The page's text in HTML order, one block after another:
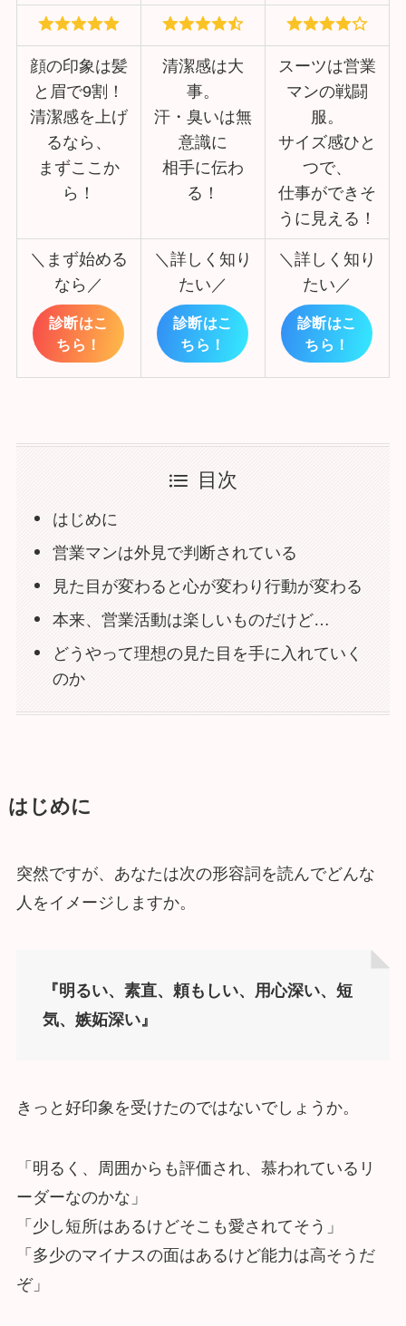
顔の印象は髪
と眉で9割！
清潔感を上げ
るなら、
まずここか
ら！
清潔感は大
事。
汗・臭いは無
意識に
相手に伝わ
る！
スーツは営業
マンの戦闘
服。
サイズ感ひと
つで、
仕事ができそ
うに見える！
＼まず始める
なら／
診断はこ
ちら！
＼詳しく知り
たい／
診断はこ
ちら！
＼詳しく知り
たい／
診断はこ
ちら！
目次
はじめに
営業マンは外見で判断されている
見た目が変わると心が変わり行動が変わる
本来、営業活動は楽しいものだけど…
どうやって理想の見た目を手に入れていく
のか
はじめに
突然ですが、あなたは次の形容詞を読んでどんな
人をイメージしますか。
『明るい、素直、頼もしい、用心深い、短
気、嫉妬深い』
きっと好印象を受けたのではないでしょうか。
「明るく、周囲からも評価され、慕われているリ
ーダーなのかな」
「少し短所はあるけどそこも愛されてそう」
「多少のマイナスの面はあるけど能力は高そうだ
ぞ」